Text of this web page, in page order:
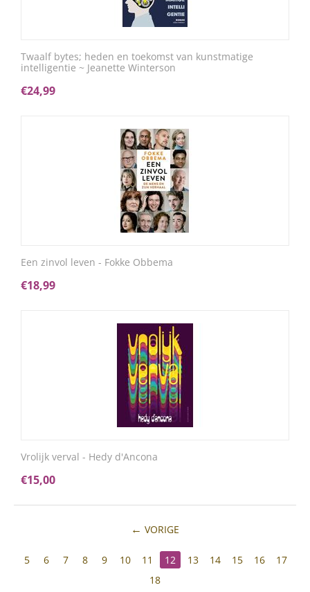
Twaalf bytes; heden en toekomst van kunstmatige
intelligentie ~ Jeanette Winterson
€24,99
Een zinvol leven - Fokke Obbema
€18,99
Vrolijk verval - Hedy d'Ancona
€15,00
VORIGE
5 6 7 8 9 10 11 12 13 14 15 16
17
18